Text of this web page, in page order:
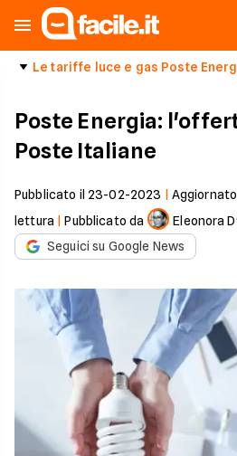
Le tariffe luce e gas Poste
Poste Energia:
Poste Italiane
Pubblicato il 23-02-2023 Aggiornato
lettura |Pubblicato da
Eleonora
Seguici su Google News